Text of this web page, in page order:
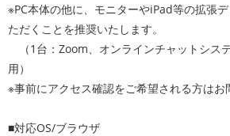
※PC本体の他に、モニターやiPad等の拡張
ただくことを推奨いたします。
（1台：Zoom、オンラインチャットシス
用）
※事前にアクセス確認をご希望される方はお
■対応OS/ブラウザ